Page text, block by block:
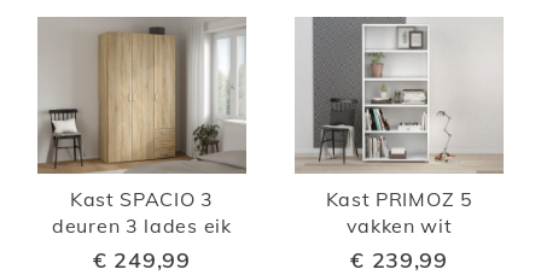
Kast SPACIO 3
deuren 3 lades eik
€ 249,99
Kast PRIMOZ 5
vakken wit
€ 239,99